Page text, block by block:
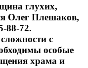
глухих,
Олег Плешаков,
88-72.
с
особые
храма и